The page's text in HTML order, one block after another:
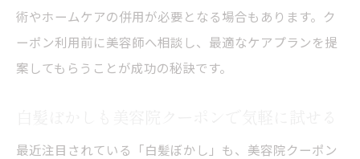
術やホームケアの併用が必要となる場合もあります。ク
ーポン利用前に美容師へ相談し、最適なケアプランを提
案してもらうことが成功の秘訣です。
最近注目されている「白髪ぼかし」も、美容院クーポン